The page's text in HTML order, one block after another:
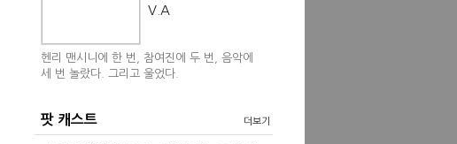
V.A
헨리 맨시니에 한 번, 참여진에 두 번, 음악에
세 번 놀랐다. 그리고 울었다.
팟 캐스트 더보기